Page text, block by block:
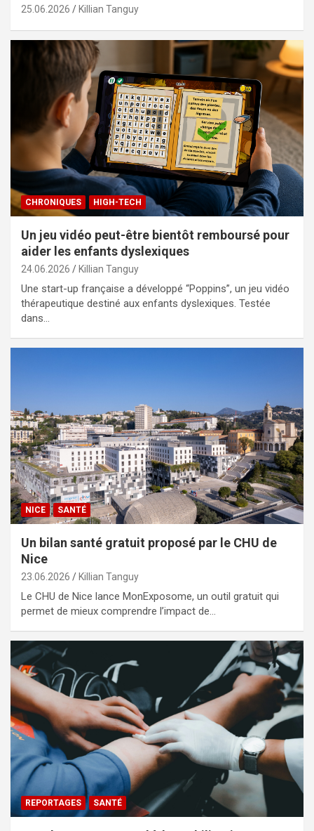
25.06.2026 Killian Tanguy
CHRONIQUES HIGH-TECH
Un jeu vidéo peut-être bientôt remboursé pour
aider les enfants dyslexiques
24.06.2026 Killian Tanguy
Une start-up française a développé “Poppins”, un jeu vidéo
thérapeutique destiné aux enfants dyslexiques. Testée
dans…
NICE SANTÉ
Un bilan santé gratuit proposé par le CHU de
Nice
23.06.2026 Killian Tanguy
Le CHU de Nice lance MonExposome, un outil gratuit qui
permet de mieux comprendre l’impact de…
REPORTAGES SANTÉ